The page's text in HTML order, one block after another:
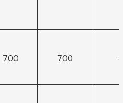
700 700